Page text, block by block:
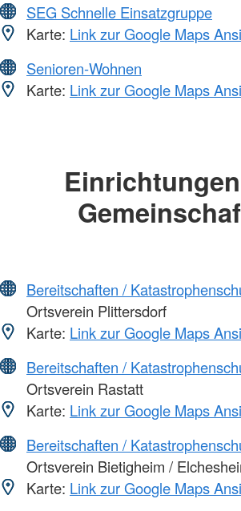
SEG Schnelle Einsatzgruppe
Karte: Link zur Google Maps
Senioren-Wohnen
Karte: Link zur Google Maps
Bereitschaften /
Ortsverein Plittersdorf
Karte: Link zur Google Maps
Bereitschaften /
Ortsverein Rastatt
Karte: Link zur Google Maps
Bereitschaften /
Ortsverein Bietigheim /
Karte: Link zur Google Maps